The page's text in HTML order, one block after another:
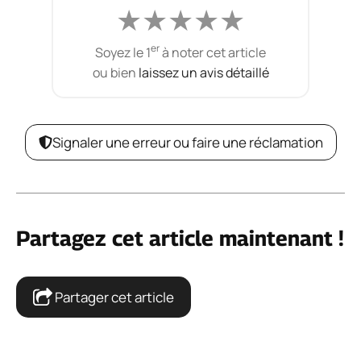
★★★★★
Soyez le 1erà noter cet article
ou bien laissez un avis détaillé
Signaler une erreur ou faire une réclamation
Partagez cet article maintenant !
Partager cet article